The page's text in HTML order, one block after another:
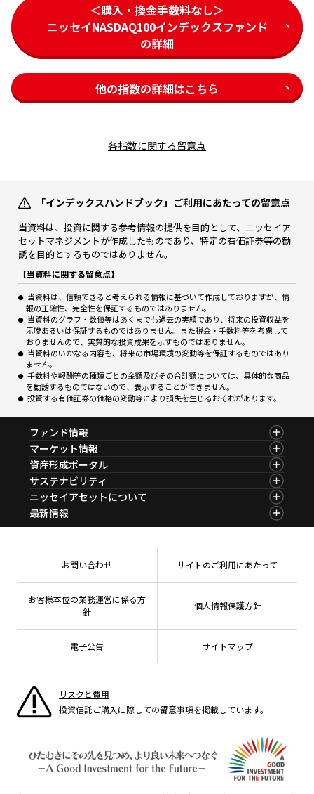
＜購入・換金手数料なし＞
ニッセイNASDAQ100インデックスファンド
の詳細
他の指数の詳細はこちら
各指数に関する留意点
「インデックスハンドブック」ご利用にあたっての留意点
当資料は、投資に関する参考情報の提供を目的として、ニッセイア
セットマネジメントが作成したものであり、特定の有価証券等の勧
誘を目的とするものではありません。
【当資料に関する留意点】
当資料は、信頼できると考えられる情報に基づいて作成しておりますが、情
報の正確性、完全性を保証するものではありません。
当資料のグラフ・数値等はあくまでも過去の実績であり、将来の投資収益を
示唆あるいは保証するものではありません。また税金・手数料等を考慮して
おりませんので、実質的な投資成果を示すものではありません。
当資料のいかなる内容も、将来の市場環境の変動等を保証するものではあり
ません。
手数料や報酬等の種類ごとの金額及びその合計額については、具体的な商品
を勧誘するものではないので、表示することができません。
投資する有価証券の価格の変動等により損失を生じるおそれがあります。
ファンド情報
ファンド情報TOP
基準価額一覧
ファンド検索
ファンド比較
決算カレンダー
海外休日カレンダー
投資信託新商品のご案内
ちょこっと3分！ファンドシアター
有価証券届出書の効力の発生の有無について
こだわりのインデックスファンド 購入・換金手数料
なしシリーズ
確定拠出年金について
マーケット情報
マーケット情報TOP
マーケット指数
マーケットレポート
コラム
ファンドレポート
資産形成ポータル
資産形成ポータルTOP
資産形成サービス
Nダイレクト
資産形成サポート
NAMシティ
お問い合わせ
よくあるご質問
サステナビリティ
サステナビリティTOP
サステナビリティ経営
サステナブル投資
ニッセイアセットについて
ニッセイアセットについてTOP
会社情報
方針・その他開示情報
公式キャラクターのご紹介
最新情報
マーケットニュース
メディアお問い合わせ サイトのご利用にあたって
お客様本位の業務運営に係る方
針
個人情報保護方針
電子公告 サイトマップ
リスクと費用
投資信託ご購入に際しての留意事項を掲載しています。